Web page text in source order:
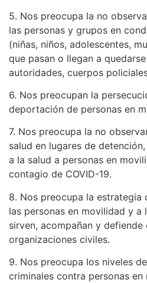
5. Nos preocupa la no
las personas y grupos en
(niñas, niños, adolescentes,
que pasan o llegan a
autoridades, cuerpos
6. Nos preocupan la
deportación de personas en
7. Nos preocupa la no
salud en lugares de
a la salud a personas en
contagio de COVID-19.
8. Nos preocupa la estrategia
las personas en movilidad y a
sirven, acompañan y defiende
organizaciones civiles.
9. Nos preocupa los niveles
criminales contra personas